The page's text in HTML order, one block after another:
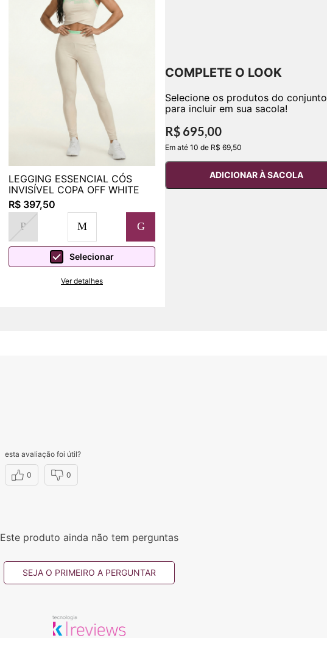
LEGGING ESSENCIAL CÓS
INVISÍVEL COPA OFF WHITE
R$ 397,50
P
M G
Selecionar
Ver detalhes
COMPLETE O LOOK
Selecione os produtos do conjunto
para incluir em sua sacola!
R$ 695,00
Em até 10 de R$ 69,50
ADICIONAR À SACOLA
esta avaliação foi útil?
0 0
Este produto ainda não tem perguntas
SEJA O PRIMEIRO A PERGUNTAR